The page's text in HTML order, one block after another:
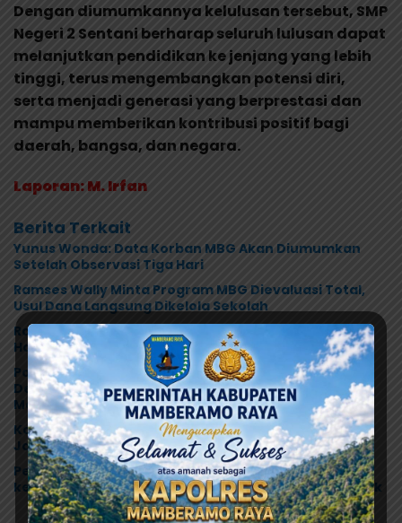
Dengan diumumkannya kelulusan tersebut, SMP
Negeri 2 Sentani berharap seluruh lulusan dapat
melanjutkan pendidikan ke jenjang yang lebih
tinggi, terus mengembangkan potensi diri,
serta menjadi generasi yang berprestasi dan
mampu memberikan kontribusi positif bagi
daerah, bangsa, dan negara.
Laporan: M. Irfan
Berita Terkait
Yunus Wonda: Data Korban MBG Akan Diumumkan
Setelah Observasi Tiga Hari
Ramses Wally Minta Program MBG Dievaluasi Total,
Usul Dana Langsung Dikelola Sekolah
Ramses Wally: Festival Danau Sentani Ke-XV 2026
Harus Kembali Masuk Kalender Event Nasional
Polres Jayapura Selidiki Dugaan Keracunan MBG di
Depapre, Puluhan Saksi Diperiksa dan Sampel
Makanan Diuji
Korban Dugaan MBG Terus Bertambah, Kapolres
Jayapura Turun Langsung ke Puskesmas dan RS
Perdana Digelar di Kalkote, Bupati YW: Upacara HUT
ke-81 RI Kabupaten Jayapura Libatkan Seluruh Distrik